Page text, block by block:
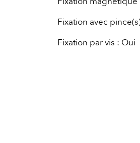
Fixation avec
Fixation par vis : Oui